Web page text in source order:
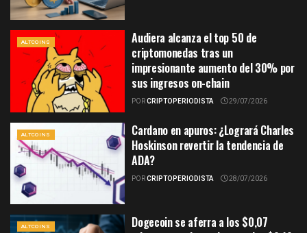
ALTCOINS
Audiera alcanza el top 50 de
criptomonedas tras un
impresionante aumento del 30% por
sus ingresos on-chain
PORCRIPTOPERIODISTA 29/07/2026
ALTCOINS
Cardano en apuros: ¿Logrará Charles
Hoskinson revertir la tendencia de
ADA?
PORCRIPTOPERIODISTA 28/07/2026
ALTCOINS
Dogecoin se aferra a los $0,07